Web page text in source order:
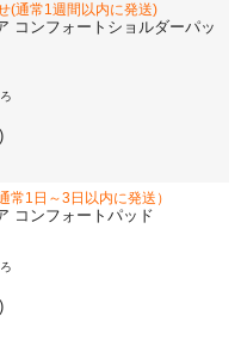
(通常1週間以内に発送)
コンフォートショルダーパッ
常1日～3日以内に発送）
コンフォートパッド
器を探す